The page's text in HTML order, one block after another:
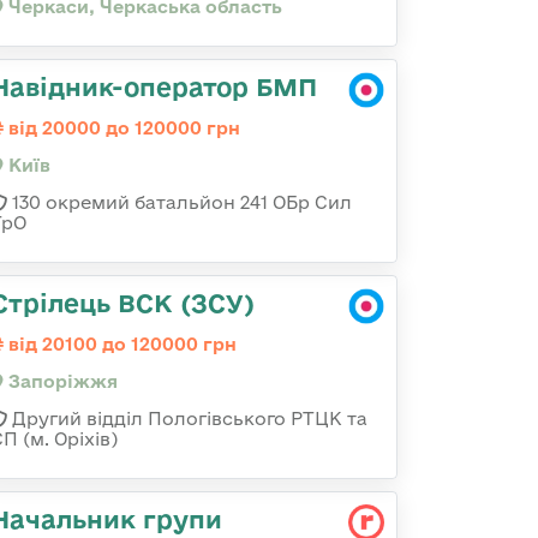
Черкаси, Черкаська область
оператор БМП
від 20000 до 120000 грн
Київ
130 окремий батальйон 241 ОБр Сил
ВСК (ЗСУ)
від 20100 до 120000 грн
Запоріжжя
Другий відділ Пологівського РТЦК та
(м. Оріхів)
групи